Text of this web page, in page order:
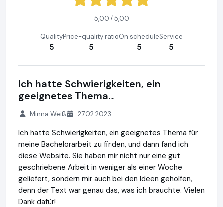
5,00 / 5,00
Quality
5
Price-quality ratio
5
On schedule
5
Service
5
Ich hatte Schwierigkeiten, ein
geeignetes Thema...
Minna Weiß 27.02.2023
Ich hatte Schwierigkeiten, ein geeignetes Thema für
meine Bachelorarbeit zu finden, und dann fand ich
diese Website. Sie haben mir nicht nur eine gut
geschriebene Arbeit in weniger als einer Woche
geliefert, sondern mir auch bei den Ideen geholfen,
denn der Text war genau das, was ich brauchte. Vielen
Dank dafür!